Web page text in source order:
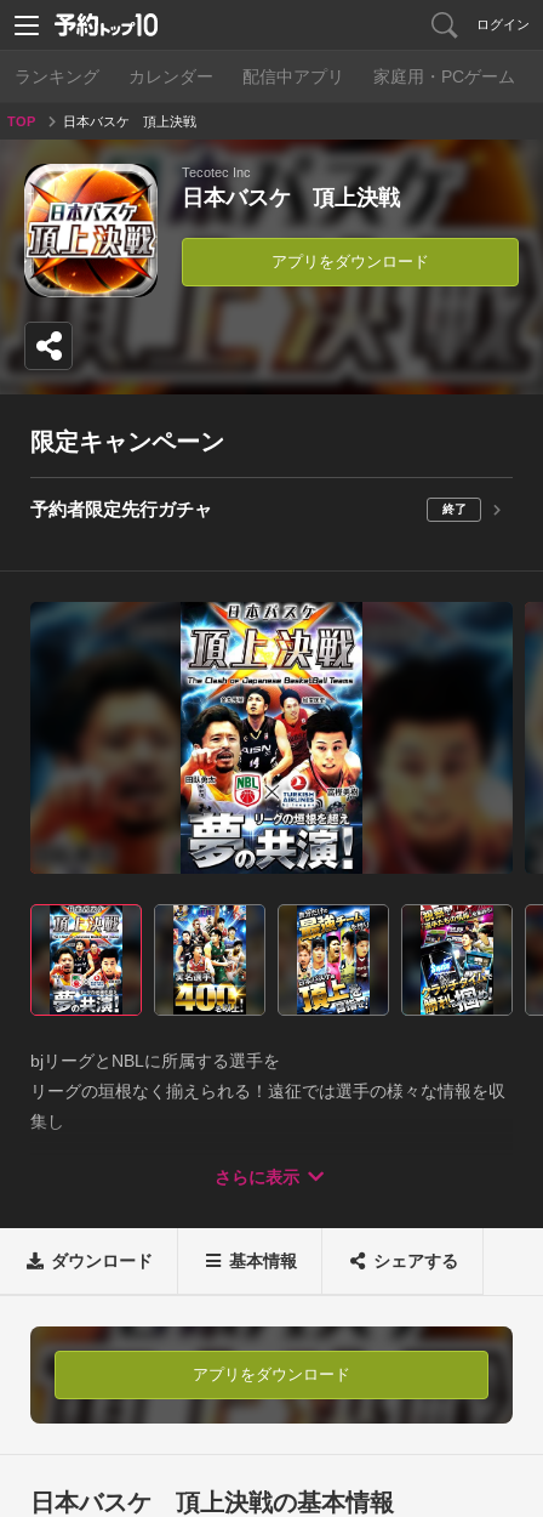
ログイン
ランキング カレンダー 配信中アプリ 家庭用・PCゲーム
TOP 日本バスケ 頂上決戦
Tecotec Inc
日本バスケ 頂上決戦
アプリをダウンロード
限定キャンペーン
予約者限定先行ガチャ 終了
bjリーグとNBLに所属する選手を
リーグの垣根なく揃えられる！遠征では選手の様々な情報を収
集し
緊張感あふれる試合に勝利しよう！日本バスケを完全網羅！お
さらに表示
ダウンロード 基本情報 シェアする
アプリをダウンロード
日本バスケ 頂上決戦の基本情報